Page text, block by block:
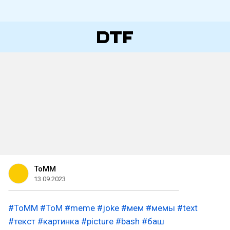
ToMM
13.09.2023
#ToMM #ToM #meme #joke #мем #мемы #text
#текст #картинка #picture #bash #баш